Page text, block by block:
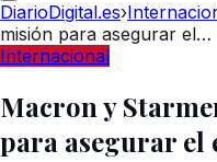
DiarioDigital.es›
misión para asegurar el…
Internacional
Macron y
para asegurar el